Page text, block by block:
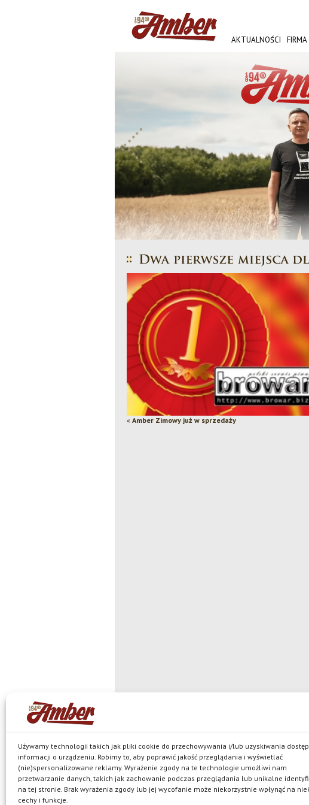
Używamy technologii takich jak pliki cookie do przechowywania i/lub uzyskiwania
informacji o urządzeniu. Robimy to, aby poprawić jakość przeglądania i wyświetlać
(nie)spersonalizowane reklamy. Wyrażenie zgody na te technologie umożliwi nam
przetwarzanie danych, takich jak zachowanie podczas przeglądania lub unikalne
na tej stronie. Brak wyrażenia zgody lub jej wycofanie może niekorzystnie wpłynąć na
cechy i funkcje.
AKTUALNOŚCI FIRMA
AMBER FEST
« Amber Zimowy już w sprzedaży
© Browar Amber spółka z ograniczoną
jest właścicielem browaru w Bielkówku oraz marek: Koźlak, Piwo
Pils, Neptun, Harde, Amber Mocny Red, browarne oraz serii piw Po